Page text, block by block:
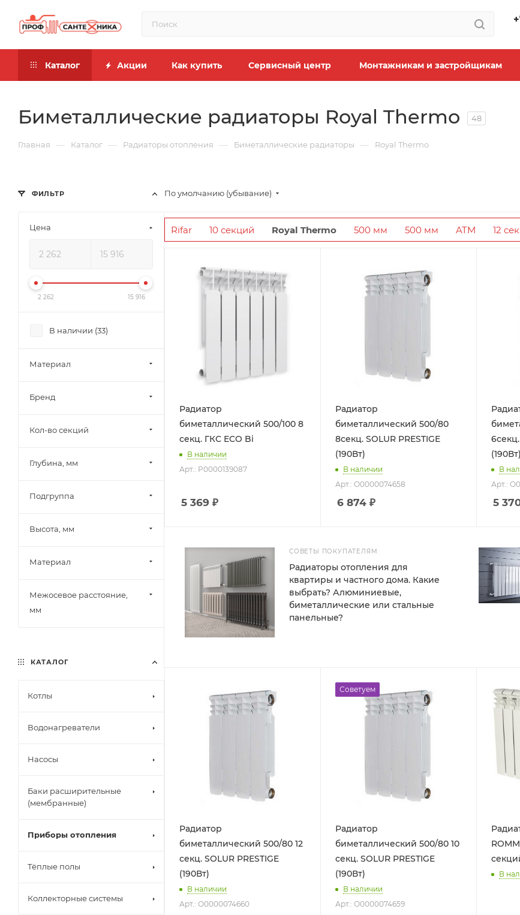
Каталог Акции Как купить Сервисный центр Монтажникам и застройщикам
Биметаллические радиаторы Royal Thermo 48
Главная — Каталог — Радиаторы отопления — Биметаллические радиаторы — Royal Thermo
По умолчанию (убывание)
Rifar 10 секций Royal Thermo 500 мм 500 мм ATM 12
Радиатор
биметаллический 500/100 8
секц. ГКС ECO Bi
В наличии
Арт.: Р0000139087
5 369 ₽
Радиатор
биметаллический 500/80
8секц. SOLUR PRESTIGE
(190Вт)
В наличии
Арт.: О0000074658
6 874₽
6секц.
(190Вт)
В
Арт.:
5
СОВЕТЫ ПОКУПАТЕЛЯМ
Радиаторы отопления для
квартиры и частного дома. Какие
выбрать? Алюминиевые,
биметаллические или стальные
панельные?
Радиатор
биметаллический 500/80 12
секц. SOLUR PRESTIGE
(190Вт)
В наличии
Арт.: О0000074660
Советуем
Радиатор
биметаллический 500/80 10
секц. SOLUR PRESTIGE
(190Вт)
В наличии
Арт.: О0000074659
В
ФИЛЬТР
Цена
2 262 15 916
В наличии (33)
Материал
Бренд
Кол-во секций
Глубина, мм
Подгруппа
Высота, мм
Материал
Межосевое расстояние,
мм
КАТАЛОГ
Котлы
Водонагреватели
Насосы
Баки расширительные
(мембранные)
Приборы отопления
Тёплые полы
Коллекторные системы